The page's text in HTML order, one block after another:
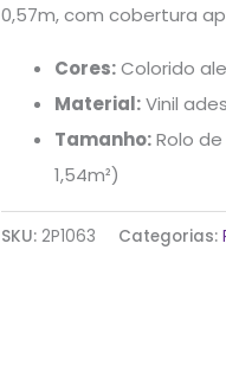
0,57m, com cobertura
Cores:Colorido
Material:Vinil
Tamanho:Rolo
1,54m²)
SKU:2P1063 Categorias: